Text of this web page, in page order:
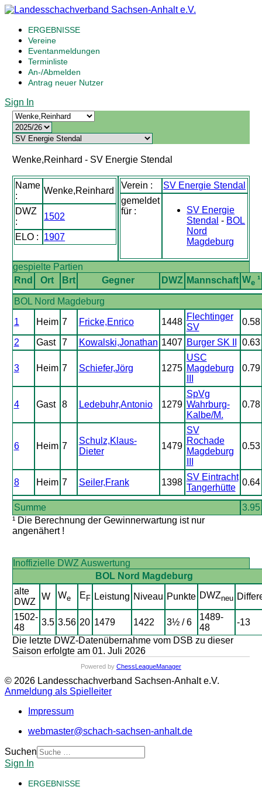
ERGEBNISSE
Vereine
Eventanmeldungen
Terminliste
An-/Abmelden
Antrag neuer Nutzer
Sign In
Wenke,Reinhard - SV Energie Stendal
Name
:
Wenke,Reinhard
DWZ
:
1502
ELO : 1907
Verein :
SV Energie Stendal
gemeldet
für :
SV Energie
Stendal - BOL
Nord
Magdeburg
gespielte Partien
Rnd
Ort Brt Gegner DWZ Mannschaft We¹
BOL Nord Magdeburg
1 Heim 7 Fricke,Enrico 1448
Flechtinger
SV
0.58
2 Gast 7 Kowalski,Jonathan 1407 Burger SK II 0.63
3 Heim 7 Schiefer,Jörg 1275
USC
Magdeburg
0.79
4 Gast 8 Ledebuhr,Antonio 1279
SpVg
Wahrburg-
Kalbe/M.
0.78
6 Heim 7
Schulz,Klaus-
Dieter
1479
SV
Rochade
Magdeburg
0.53
8 Heim 7 Seiler,Frank 1398
SV Eintracht
Tangerhütte
0.64
Summe
3.95
¹ Die Berechnung der Gewinnerwartung ist nur
angenähert !
Inoffizielle DWZ Auswertung
BOL Nord Magdeburg
alte
DWZ
W We E F Leistung Niveau Punkte DWZneu
1502-
48
3.5 3.56 20 1479 1422 3½ / 6
1489-
48
-13
Die letzte DWZ-Datenübernahme vom DSB zu dieser
Saison erfolgte am 01. Juli 2026
Powered by ChessLeagueManager
© 2026 Landesschachverband Sachsen-Anhalt e.V.
Anmeldung als Spielleiter
Impressum
webmaster@schach-sachsen-anhalt.de
Suchen
Sign In
ERGEBNISSE